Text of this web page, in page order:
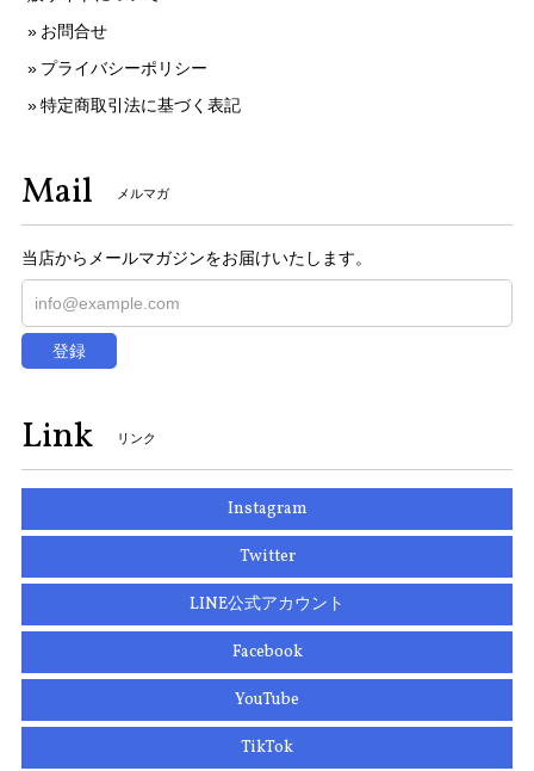
お問合せ
プライバシーポリシー
特定商取引法に基づく表記
Mail メルマガ
当店からメールマガジンをお届けいたします。
登録
Link リンク
Instagram
Twitter
LINE公式アカウント
Facebook
YouTube
TikTok